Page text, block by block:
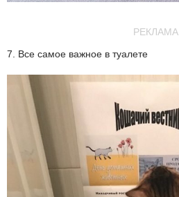
РЕКЛАМА
7. Все самое важное в туалете